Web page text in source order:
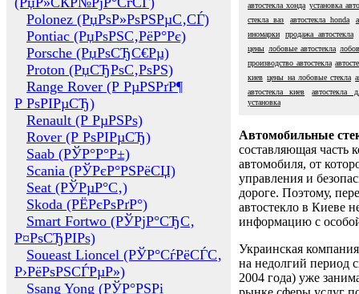
Polonez (РџРѕР»РѕРЅРµС‚СЃ)
Pontiac (РџРѕРЅС‚РёР°Рє)
Porsche (РџРѕСЂС€Рµ)
Proton (РџСЂРѕС‚РѕРЅ)
Range Rover (Р РµРЅРґР¶
Р РѕРІРµСЂ)
Renault (Р РµРЅРѕ)
Rover (Р РѕРІРµСЂ)
Saab (РЎР°Р°Р±)
Scania (РЎРєР°РЅРёСЏ)
Seat (РЎРµР°С‚)
Skoda (РЁРєРѕРґР°)
Smart Fortwo (РЎРјР°СЂС‚
Р¤РѕСЂРІРѕ)
Soueast Lioncel (РЎР°СѓРёСЃС‚
Р›РёРѕРЅСЃРµР»)
Ssang Yong (РЎР°РЅРі
автостекла хонда установка
стекла ваз
автостекла honda
иномарки
продажа автостекла
цены лобовые автостекла
производство автостекла
киев цены на лобовые стекла
автостекла киев
автостекла
установка
Автомобильные
составляющая часть
автомобиля, от
управления и
дороге. Поэтому,
автостекло в Киеве
информацию с
Украинская
на недолгий период
2004 года) уже